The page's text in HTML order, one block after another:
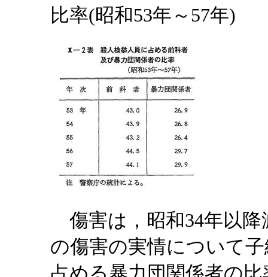
比率(昭和53年～57年)
傷害は，昭和34年以降
の傷害の実情について